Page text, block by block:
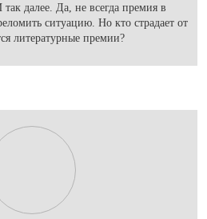
далее. Да, не всегда премия в
ситуацию. Но кто страдает от
литературные премии?